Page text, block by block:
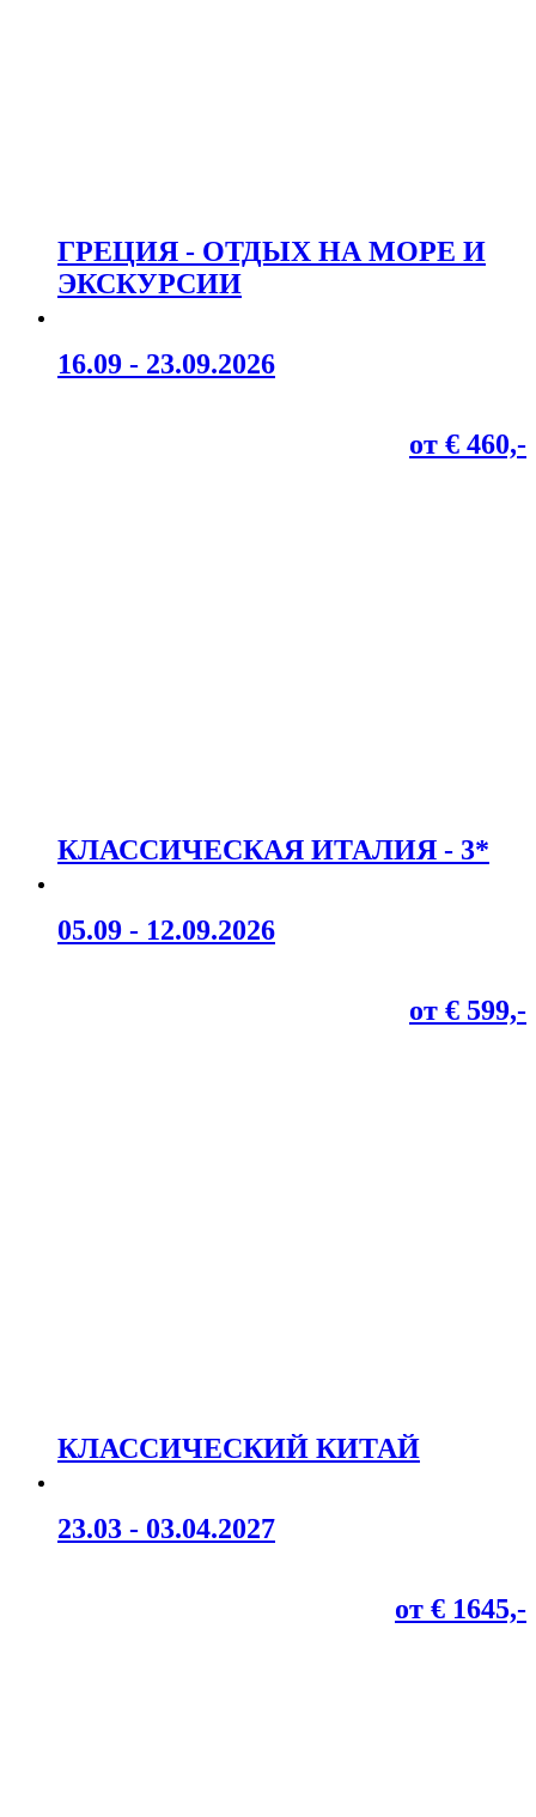
ГРЕЦИЯ - ОТДЫХ НА МОРЕ И
ЭКСКУРСИИ
16.09 - 23.09.2026
от € 460,-
КЛАССИЧЕСКАЯ ИТАЛИЯ - 3*
05.09 - 12.09.2026
от € 599,-
КЛАССИЧЕСКИЙ КИТАЙ
23.03 - 03.04.2027
от € 1645,-